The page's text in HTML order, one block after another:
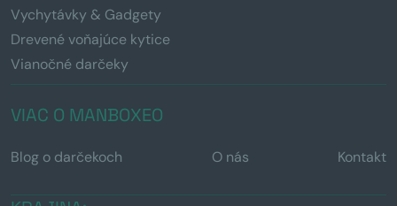
Vychytávky & Gadgety
Drevené voňajúce kytice
Vianočné darčeky
VIAC O MANBOXEO
Blog o darčekoch O nás Kontakt